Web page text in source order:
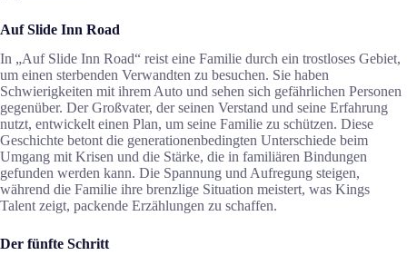
Auf Slide Inn Road
In „Auf Slide Inn Road“ reist eine Familie durch ein trostloses Gebiet,
um einen sterbenden Verwandten zu besuchen. Sie haben
Schwierigkeiten mit ihrem Auto und sehen sich gefährlichen Personen
gegenüber. Der Großvater, der seinen Verstand und seine Erfahrung
nutzt, entwickelt einen Plan, um seine Familie zu schützen. Diese
Geschichte betont die generationenbedingten Unterschiede beim
Umgang mit Krisen und die Stärke, die in familiären Bindungen
gefunden werden kann. Die Spannung und Aufregung steigen,
während die Familie ihre brenzlige Situation meistert, was Kings
Talent zeigt, packende Erzählungen zu schaffen.
Der fünfte Schritt